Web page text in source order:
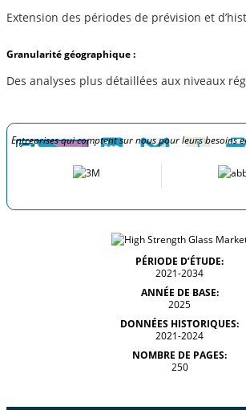
Extension des périodes de prévision et
Granularité géographique :
Des analyses plus détaillées aux niveaux
Entreprises qui comptent sur nous pour leurs besoins
PÉRIODE D’ÉTUDE:
2021-2034
ANNÉE DE BASE:
2025
DONNÉES HISTORIQUES:
2021-2024
NOMBRE DE PAGES:
250